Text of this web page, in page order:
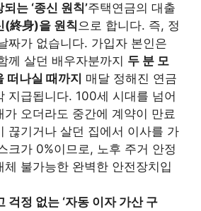
는 ‘종신 원칙’주택연금의 대출
(終身)을 원칙 으로 합니다. 즉, 정
짜가 없습니다. 가입자 본인은
께 살던 배우자분까지 두 분 모
떠나실 때까지 매달 정해진 연금
지급됩니다. 100세 시대를 넘어
가 오더라도 중간에 계약이 만료
끊기거나 살던 집에서 이사를 가
크가 0%이므로, 노후 주거 안정
체 불가능한 완벽한 안전장치입
걱정 없는 ‘자동 이자 가산 구